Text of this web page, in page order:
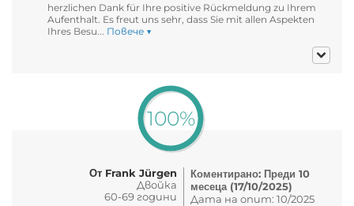
herzlichen Dank für Ihre positive Rückmeldung zu Ihrem
Aufenthalt. Es freut uns sehr, dass Sie mit allen Aspekten
Ihres Besu... Повече ▼
100%
От Frank Jürgen
Двойка
60-69 години
Коментирано: Преди 10
месеца (17/10/2025)
Дата на опит: 10/2025